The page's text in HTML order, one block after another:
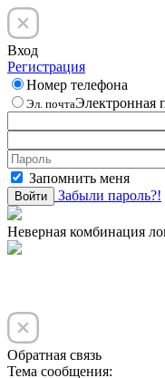
Вход
Регистрация
Номер телефона
Эл. почтаЭлектронная
Запомнить меня
Войти Забыли пароль?!
Неверная комбинация
Обратная связь
Тема сообщения: